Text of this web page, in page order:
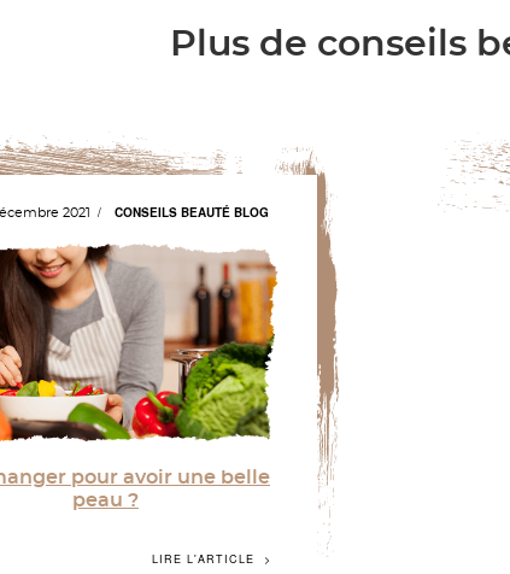
Plus de conseils
pour avoir une belle
peau ?
CONSEILS BEAUTÉ BLOG
2021
peau et le contenu de l’assiette
LIRE L'ARTICLE